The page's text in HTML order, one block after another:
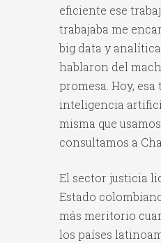
eficiente ese
trabajaba me
big data y
hablaron del
promesa. Hoy,
inteligencia
misma que
consultamos a
El sector justicia
Estado
más meritorio
los países